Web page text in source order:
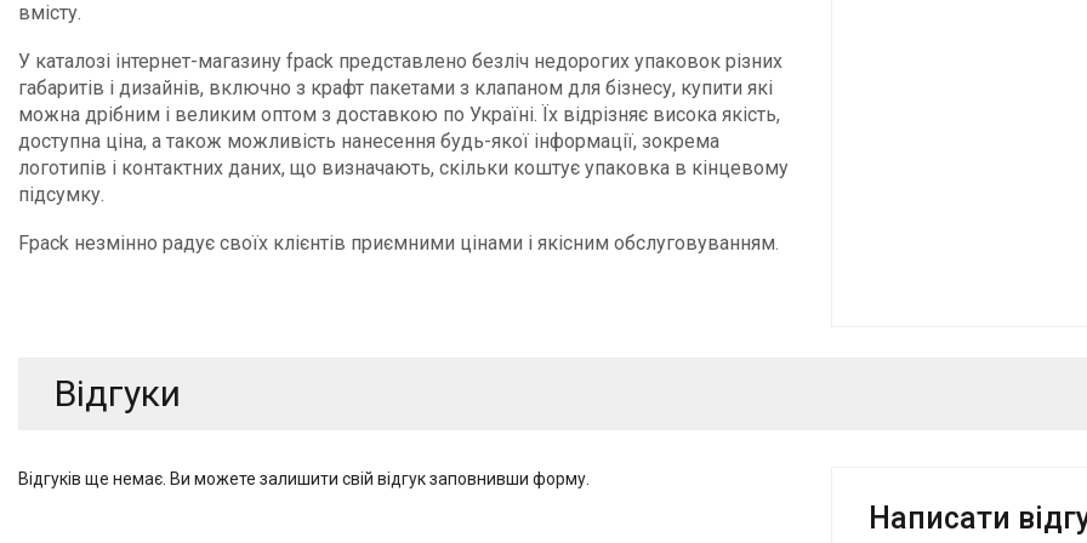
вмісту.
У каталозі інтернет-магазину fpack представлено безліч недорогих упаковок різних
габаритів і дизайнів, включно з крафт пакетами з клапаном для бізнесу, купити які
можна дрібним і великим оптом з доставкою по Україні. Їх відрізняє висока якість,
доступна ціна, а також можливість нанесення будь-якої інформації, зокрема
логотипів і контактних даних, що визначають, скільки коштує упаковка в кінцевому
підсумку.
Fpack незмінно радує своїх клієнтів приємними цінами і якісним обслуговуванням.
Відгуки
Відгуків ще немає. Ви можете залишити свій відгук заповнивши форму.
Написати